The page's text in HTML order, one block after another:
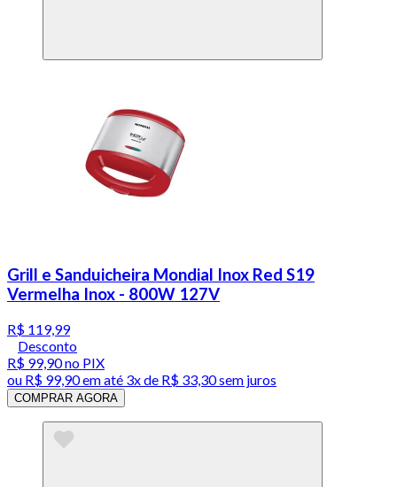
Grill e Sanduicheira Mondial Inox Red S19
Vermelha Inox - 800W 127V
R$ 119,99
Desconto
R$ 99,90no PIX
ou R$ 99,90em até 3x de R$ 33,30 sem juros
COMPRAR AGORA